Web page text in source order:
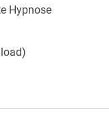
Hypnose